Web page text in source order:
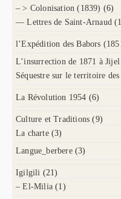
– > Colonisation (1839) (6)
— Lettres de Saint-Arnaud
l’Expédition des Babors
L’insurrection de 1871 à Jijel
Séquestre sur le territoire
La Révolution 1954 (6)
Culture et Traditions (9)
La charte (3)
Langue_berbere (3)
Igilgili (21)
– El-Milia (1)